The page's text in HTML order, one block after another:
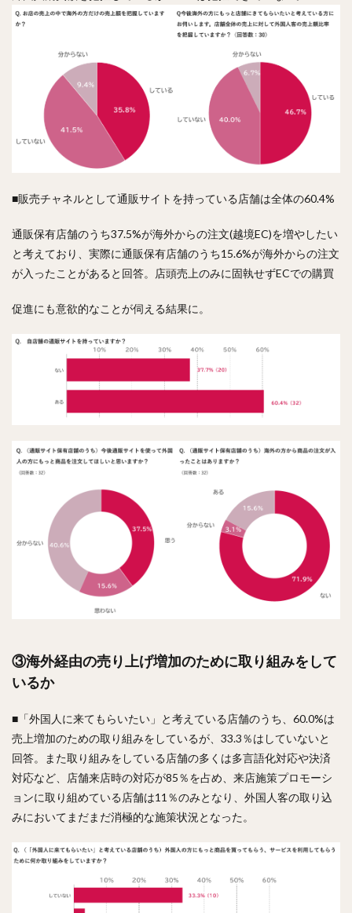
■販売チャネルとして通販サイトを持っている店舗は全体の60.4%
通販保有店舗のうち37.5%が海外からの注文(越境EC)を増やしたい
と考えており、実際に通販保有店舗のうち15.6%が海外からの注文
が入ったことがあると回答。店頭売上のみに固執せずECでの購買
促進にも意欲的なことが伺える結果に。
③海外経由の売り上げ増加のために取り組みをして
いるか
■「外国人に来てもらいたい」と考えている店舗のうち、60.0%は
売上増加のための取り組みをしているが、33.3％はしていないと
回答。また取り組みをしている店舗の多くは多言語化対応や決済
対応など、店舗来店時の対応が85％を占め、来店施策プロモーシ
ョンに取り組めている店舗は11％のみとなり、外国人客の取り込
みにおいてまだまだ消極的な施策状況となった。